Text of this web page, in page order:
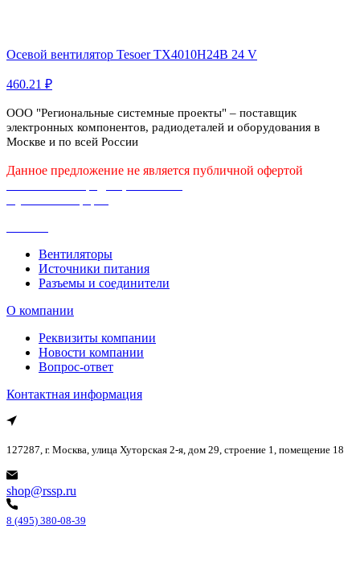
Осевой вентилятор Tesoer TX4010H24B 24 V
460.21 ₽
ООО "Региональные системные проекты" – поставщик
электронных компонентов, радиодеталей и оборудования в
Москве и по всей России
Данное предложение не является публичной офертой
Вентиляторы
Источники питания
Разъемы и соединители
О компании
Реквизиты компании
Новости компании
Вопрос-ответ
Контактная информация
127287, г. Москва, улица Хуторская 2-я, дом 29, строение 1, помещение 18
shop@rssp.ru
8 (495) 380-08-39